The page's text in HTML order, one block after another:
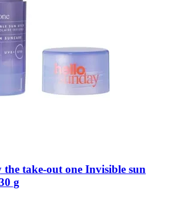
the take-​out one Invisible sun
g